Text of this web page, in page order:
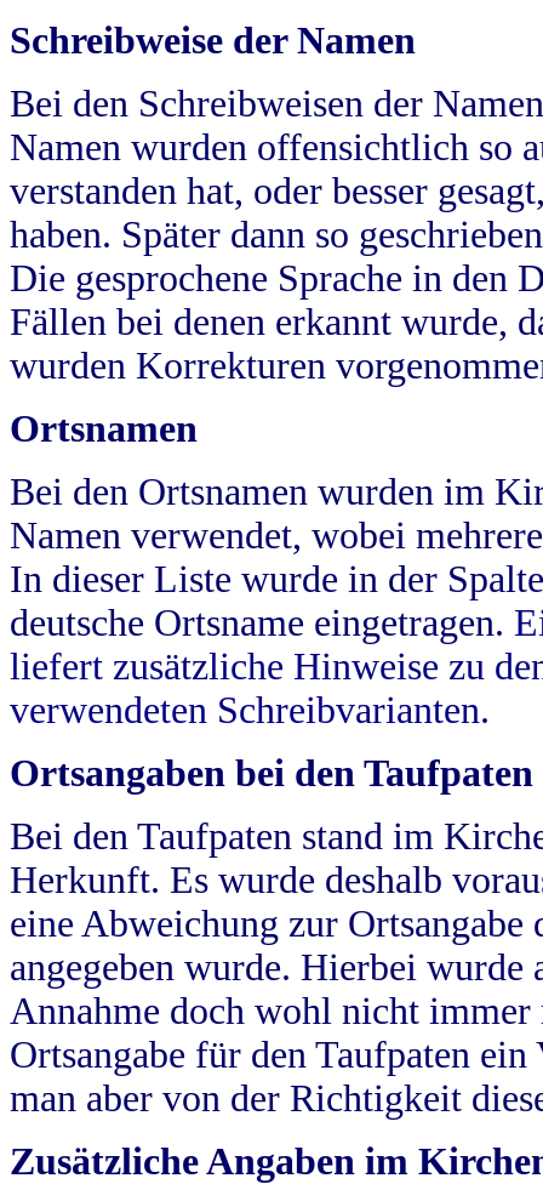
Schreibweise der Namen
Bei den Schreibweisen der
Namen wurden offensichtlich so
verstanden hat, oder besser
haben. Später dann so
Die gesprochene Sprache in
Fällen bei denen erkannt wurde,
wurden Korrekturen
Ortsnamen
Bei den Ortsnamen wurden im
Namen verwendet, wobei
In dieser Liste wurde in der
deutsche Ortsname eingetragen.
liefert zusätzliche Hinweise zu
verwendeten Schreibvarianten.
Ortsangaben bei den Taufpaten
Bei den Taufpaten stand im
Herkunft. Es wurde deshalb
eine Abweichung zur
angegeben wurde. Hierbei wurde
Annahme doch wohl nicht
Ortsangabe für den Taufpaten
man aber von der Richtigkeit
Zusätzliche Angaben im